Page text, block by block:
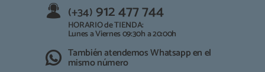
También atendemos Whatsapp
info@preciosadictos.com
(+34) 912 477 744
HORARIO de TIENDA:
Lunes a Viernes 09:30h a 20:00h
También atendemos Whatsapp en el
mismo número